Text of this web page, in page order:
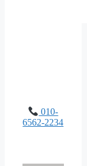
010-
6562-2234